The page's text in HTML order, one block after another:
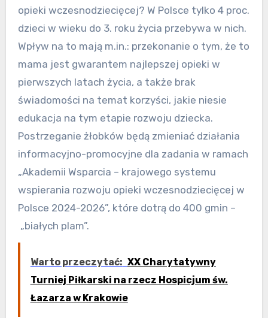
opieki wczesnodziecięcej? W Polsce tylko 4 proc.
dzieci w wieku do 3. roku życia przebywa w nich.
Wpływ na to mają m.in.: przekonanie o tym, że to
mama jest gwarantem najlepszej opieki w
pierwszych latach życia, a także brak
świadomości na temat korzyści, jakie niesie
edukacja na tym etapie rozwoju dziecka.
Postrzeganie żłobków będą zmieniać działania
informacyjno-promocyjne dla zadania w ramach
„Akademii Wsparcia – krajowego systemu
wspierania rozwoju opieki wczesnodziecięcej w
Polsce 2024-2026”, które dotrą do 400 gmin –
„białych plam”.
Warto przeczytać: XX Charytatywny
Turniej Piłkarski na rzecz Hospicjum św.
Łazarza w Krakowie